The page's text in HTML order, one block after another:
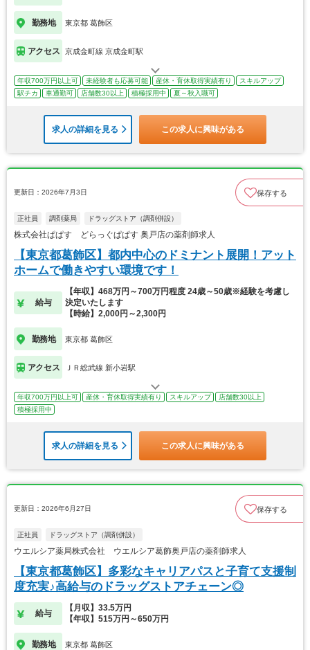
勤務地 東京都 葛飾区
アクセス 京成金町線 京成金町駅
年収700万円以上可 未経験者も応募可能 産休・育休取得実績有り
スキルアップ
駅チカ
車通勤可 店舗数30以上 積極採用中 夏～秋入職可
求人の詳細を見る この求人に興味がある
更新日：2026年7月3日 保存する
正社員 調剤薬局 ドラッグストア（調剤併設）
株式会社ぱぱす どらっぐぱぱす 奥戸店の薬剤師求人
【東京都葛飾区】都内中心のドミナント展開！アット
ホームで働きやすい環境です！
給与
【年収】468万円～700万円程度 24歳～50歳※経験を考慮し
決定いたします
【時給】2,000円～2,300円
勤務地 東京都 葛飾区
アクセス ＪＲ総武線 新小岩駅
年収700万円以上可 産休・育休取得実績有り スキルアップ
店舗数30以上
積極採用中
求人の詳細を見る この求人に興味がある
更新日：2026年6月27日 保存する
正社員 ドラッグストア（調剤併設）
ウエルシア薬局株式会社 ウエルシア葛飾奥戸店の薬剤師求人
【東京都葛飾区】多彩なキャリアパスと子育て支援制
度充実♪高給与のドラッグストアチェーン◎
給与
【月収】33.5万円
【年収】515万円～650万円
勤務地 東京都 葛飾区